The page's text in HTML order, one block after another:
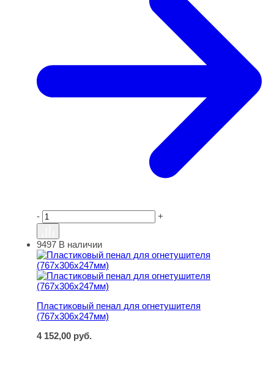
- +
Пластиковый пенал для огнетушителя
9497 В наличии
Пластиковый пенал для огнетушителя
(767х306х247мм)
4 152,00 руб.